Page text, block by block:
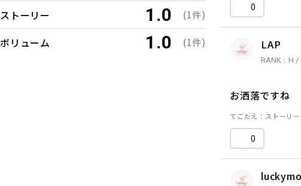
ストーリー 1.0 (1件)
ボリューム 1.0 (1件)
0
LAP
RANK：H /
お洒落ですね
てごたえ ストーリー
0